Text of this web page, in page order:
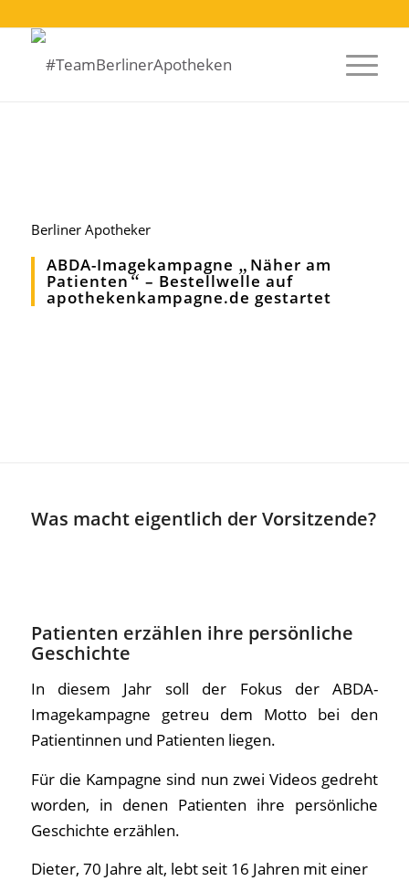
Berliner Apotheker
ABDA-Imagekampagne „ Näher am
Patienten“ – Bestellwelle auf
apothekenkampagne.de gestartet
Was macht eigentlich der Vorsitzende?
Patienten erzählen ihre persönliche
Geschichte
In diesem Jahr soll der Fokus der ABDA-
Imagekampagne getreu dem Motto bei den
Patientinnen und Patienten liegen.
Für die Kampagne sind nun zwei Videos gedreht
worden, in denen Patienten ihre persönliche
Geschichte erzählen.
Dieter, 70 Jahre alt, lebt seit 16 Jahren mit einer